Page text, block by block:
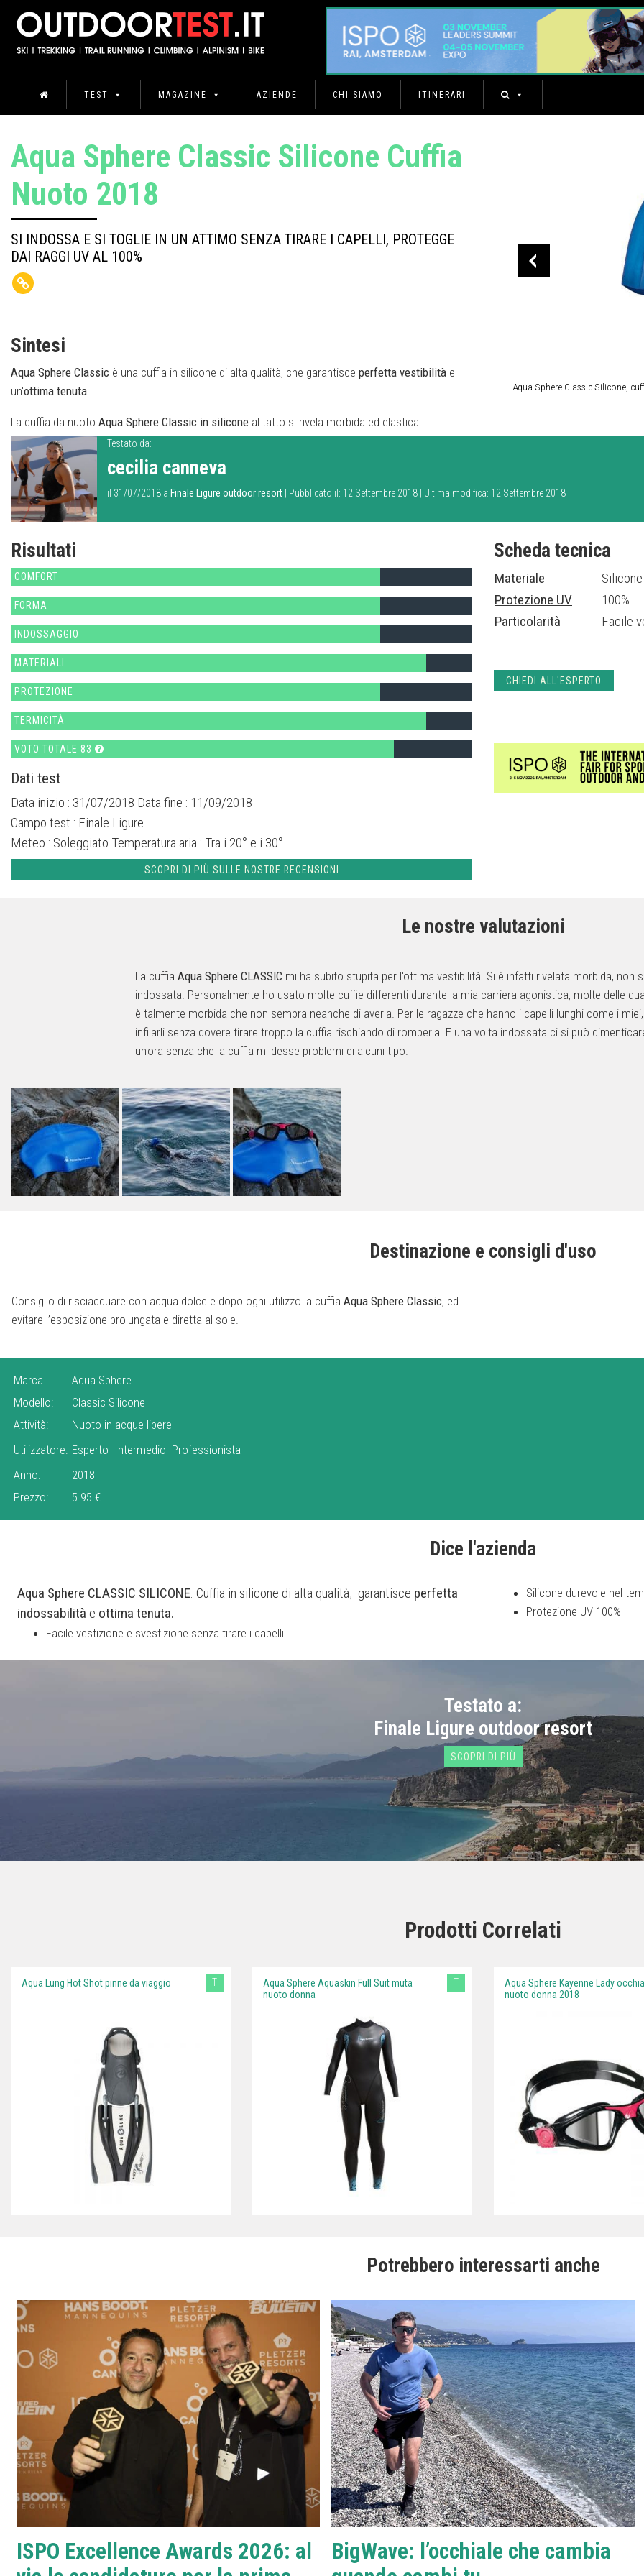
TEST MAGAZINE AZIENDE CHI SIAMO ITINERARI
Aqua Sphere Classic Silicone,
Aqua Sphere Classic Silicone Cuffia
Nuoto 2018
SI INDOSSA E SI TOGLIE IN UN ATTIMO SENZA TIRARE I CAPELLI, PROTEGGE
DAI RAGGI UV AL 100%
Sintesi
Aqua Sphere Classic è una cuffia in silicone di alta qualità, che garantisce perfetta vestibilità e
un'ottima tenuta.
La cuffia da nuoto Aqua Sphere Classic in silicone al tatto si rivela morbida ed elastica.
Testato da:
cecilia canneva
il 31/07/2018 a Finale Ligure outdoor resort | Pubblicato il: 12 Settembre 2018 | Ultima modifica: 12 Settembre 2018
Risultati
COMFORT
FORMA
INDOSSAGGIO
MATERIALI
PROTEZIONE
TERMICITÀ
VOTO TOTALE 83
Dati test
Data inizio : 31/07/2018 Data fine : 11/09/2018
Campo test : Finale Ligure
Meteo : Soleggiato Temperatura aria : Tra i 20° e i 30°
SCOPRI DI PIÙ SULLE NOSTRE RECENSIONI
Scheda tecnica
Materiale
Protezione UV
100%
Particolarità
Facile
CHIEDI ALL'ESPERTO
Le nostre valutazioni
La cuffia Aqua Sphere CLASSIC mi ha subito stupita per l'ottima vestibilità. Si è infatti rivelata morbida, non
indossata. Personalmente ho usato molte cuffie differenti durante la mia carriera agonistica, molte delle
è talmente morbida che non sembra neanche di averla. Per le ragazze che hanno i capelli lunghi come i
infilarli senza dovere tirare troppo la cuffia rischiando di romperla. E una volta indossata ci si può
un'ora senza che la cuffia mi desse problemi di alcuni tipo.
Destinazione e consigli d'uso
Consiglio di risciacquare con acqua dolce e dopo ogni utilizzo la cuffia Aqua Sphere Classic, ed
evitare l’esposizione prolungata e diretta al sole.
Marca
Aqua Sphere
Modello:
Classic Silicone
Attività:
Nuoto in acque libere
Utilizzatore: Esperto Intermedio Professionista
Anno:
2018
Prezzo:
5.95 €
Dice l'azienda
Aqua Sphere CLASSIC SILICONE. Cuffia in silicone di alta qualità, garantisce perfetta
indossabilità e ottima tenuta.
Facile vestizione e svestizione senza tirare i capelli
Silicone durevole nel
Protezione UV 100%
Testato a:
Finale Ligure outdoor resort
SCOPRI DI PIÙ
Prodotti Correlati
Aqua Lung Hot Shot pinne da viaggio T
Aqua Sphere Aquaskin Full Suit muta
nuoto donna
T
Aqua Sphere Kayenne Lady
nuoto donna 2018
Potrebbero interessarti anche
ISPO Excellence Awards 2026: al
BigWave: l’occhiale che cambia